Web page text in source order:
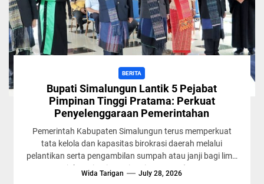
BERITA
Bupati Simalungun Lantik 5 Pejabat
Pimpinan Tinggi Pratama: Perkuat
Penyelenggaraan Pemerintahan
Pemerintah Kabupaten Simalungun terus memperkuat
tata kelola dan kapasitas birokrasi daerah melalui
pelantikan serta pengambilan sumpah atau janji bagi lima
Pejabat Pimpinan Tinggi Pratama (JPT...
Wida Tarigan July 28, 2026